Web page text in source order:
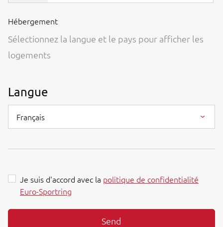
Hébergement
Sélectionnez la langue et le pays pour afficher les
logements
Langue
Français
Je suis d'accord avec la politique de confidentialité
Euro-Sportring
Send